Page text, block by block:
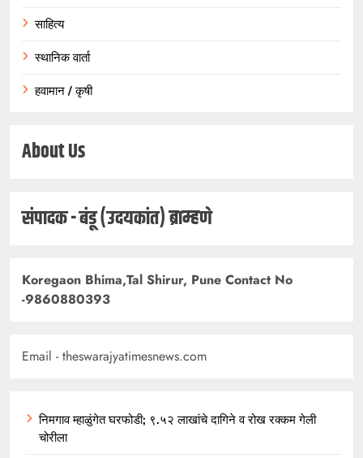
साहित्य
स्थानिक वार्ता
हवामान / कृषी
About Us
संपादक - बंडू (उदयकांत) ब्राम्हणे
Koregaon Bhima,Tal Shirur, Pune Contact No
-9860880393
Email - theswarajyatimesnews.com
निमगाव म्हाळुंगेत घरफोडी; ९.५२ लाखांचे दागिने व रोख रक्कम गेली
चोरीला